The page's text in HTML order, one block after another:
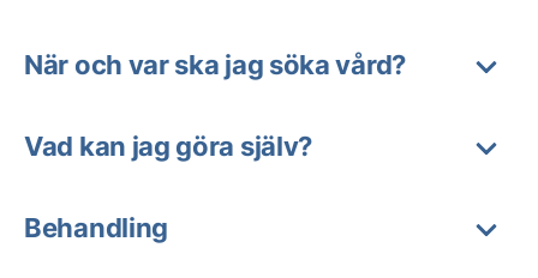
När och var ska jag söka vård?
Vad kan jag göra själv?
Behandling